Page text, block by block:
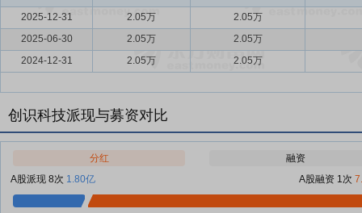
2025-12-31 2.05万
2.05万
2025-06-30
2.05万
2.05万
2024-12-31
2.05万 2.05万
创识科技派现与募资对比
分红
融资
A股派现 8次 1.80亿 A股融资 1次